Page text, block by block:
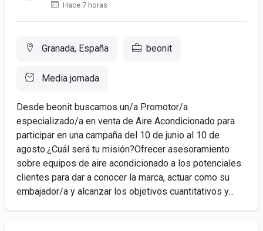
Hace 7 horas
Granada, España beonit
Media jornada
Desde beonit buscamos un/a Promotor/a
especializado/a en venta de Aire Acondicionado para
participar en una campaña del 10 de junio al 10 de
agosto.¿Cuál será tu misión?Ofrecer asesoramiento
sobre equipos de aire acondicionado a los potenciales
clientes para dar a conocer la marca, actuar como su
embajador/a y alcanzar los objetivos cuantitativos y...